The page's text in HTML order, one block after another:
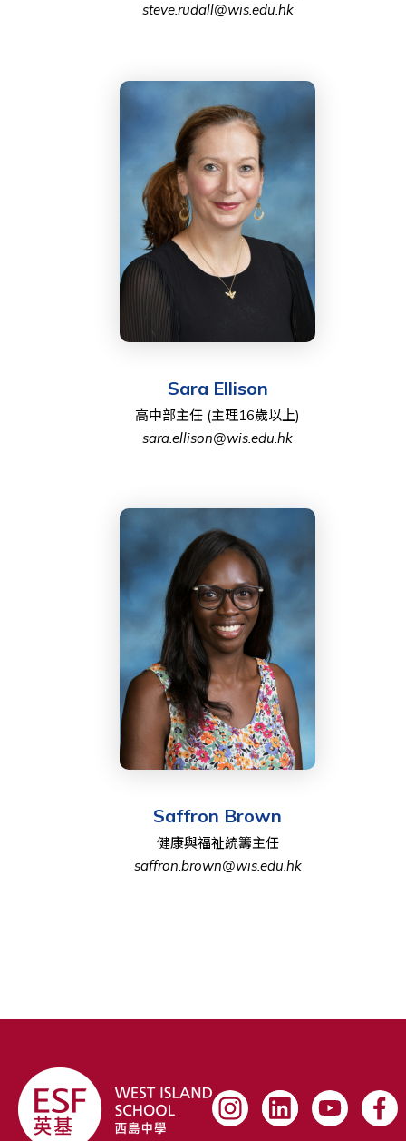
steve.rudall@wis.edu.hk
Sara Ellison
高中部主任 (主理16歲以上)
sara.ellison@wis.edu.hk
Saffron Brown
健康與福祉統籌主任
saffron.brown@wis.edu.hk